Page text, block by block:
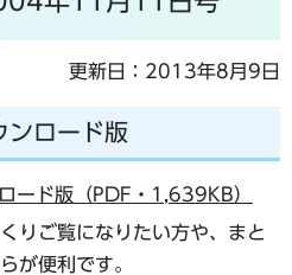
更新日：2013年8月9日
ンロード版
ード版（PDF・1,639KB）
りご覧になりたい方や、まと
が便利です。